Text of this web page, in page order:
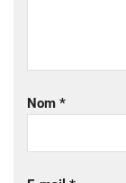
Nom *